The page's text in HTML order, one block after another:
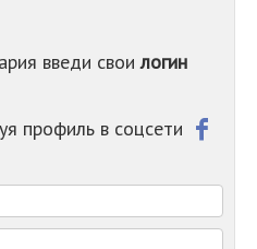
-
-
введи своилогин
профиль в соцсети